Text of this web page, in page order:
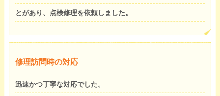
とがあり、点検修理を依頼しました。
修理訪問時の対応
迅速かつ丁寧な対応でした。